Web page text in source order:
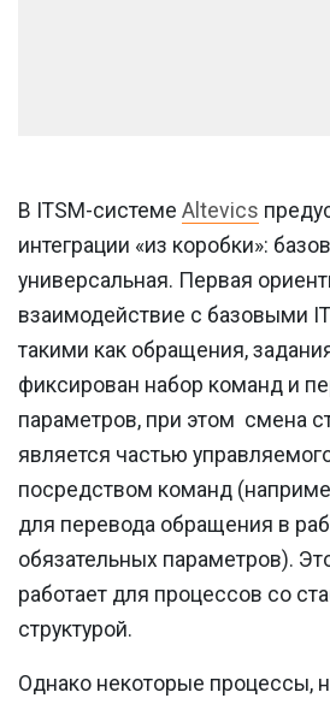
В ITSM-системе Altevics
интеграции «из коробки»:
универсальная. Первая
взаимодействие с базовыми
такими как обращения,
фиксирован набор команд и
параметров, при этом смена
является частью
посредством команд
для перевода обращения в
обязательных параметров).
работает для процессов со
структурой.
Однако некоторые процессы,